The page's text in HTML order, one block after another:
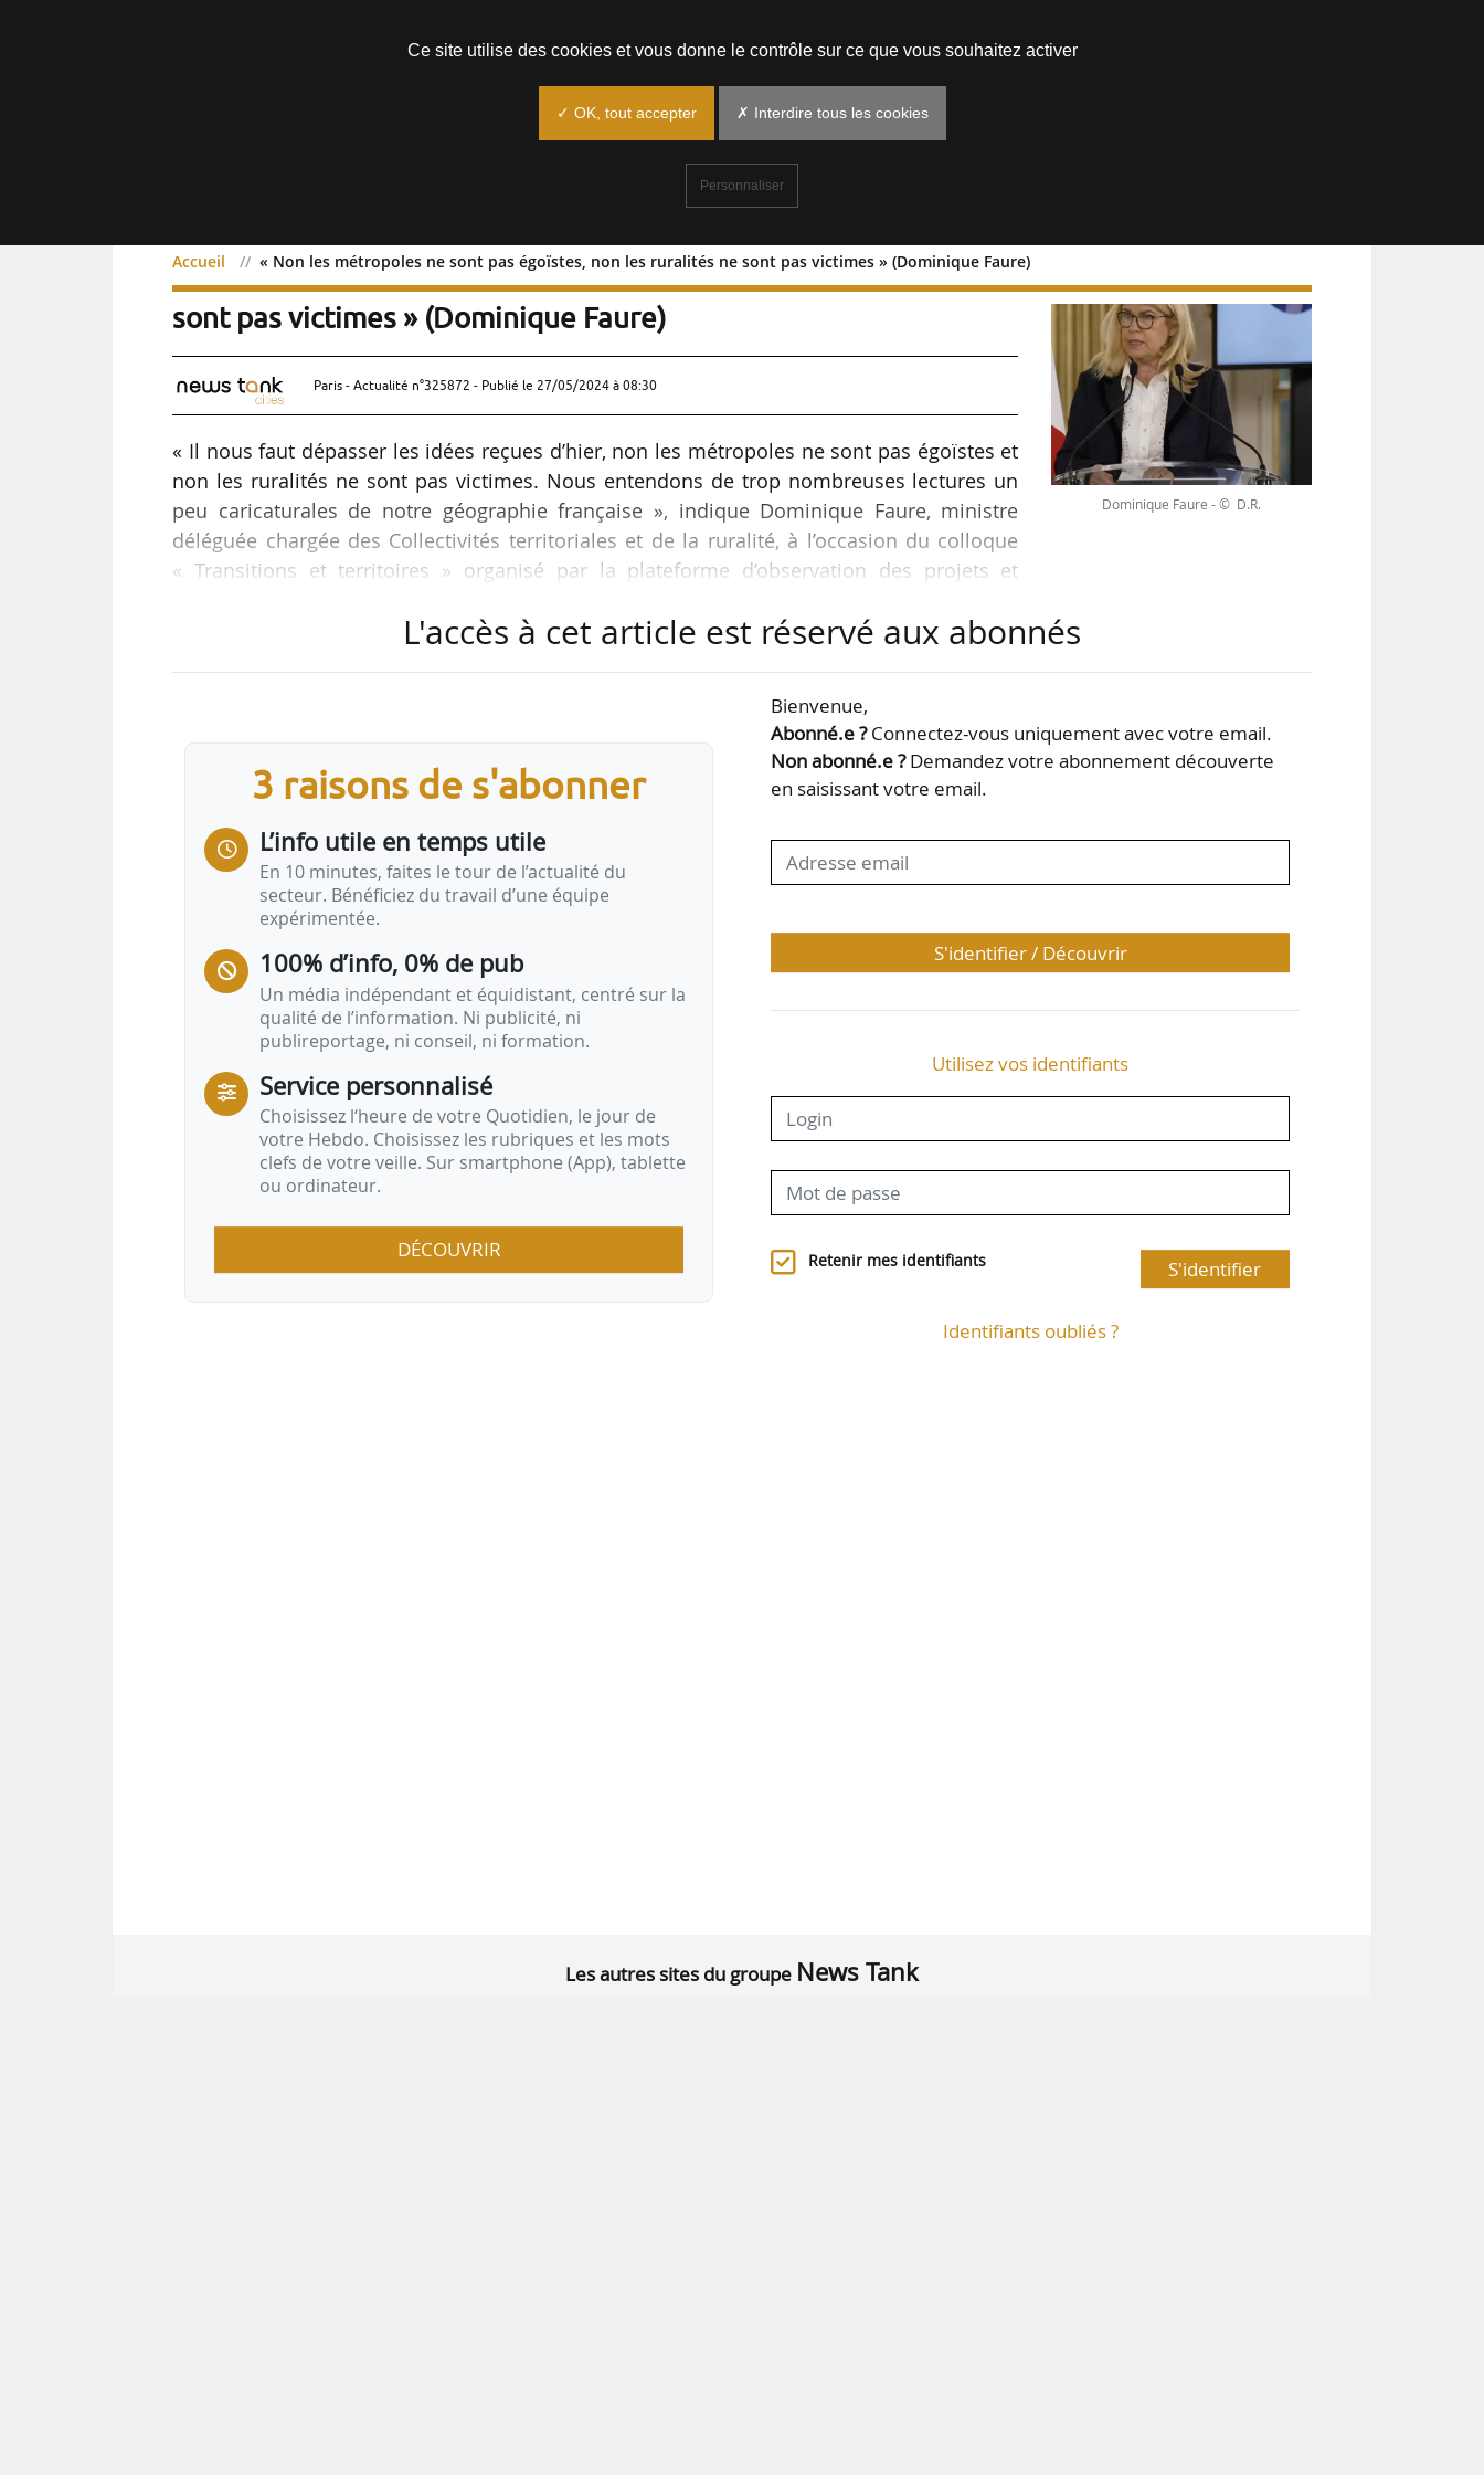
Accueil « Non les métropoles ne sont pas égoïstes, non les ruralités ne sont pas victimes » (Dominique Faure)
« Non les métropoles ne sont pas égoïstes, non les ruralités ne
sont pas victimes » (Dominique Faure)
Paris - Actualité n°325872 - Publié le 27/05/2024 à 08:30
« Il nous faut dépasser les idées reçues d’hier, non les métropoles ne sont pas égoïstes et
non les ruralités ne sont pas victimes. Nous entendons de trop nombreuses lectures un
peu caricaturales de notre géographie française », indique Dominique Faure, ministre
déléguée chargée des Collectivités territoriales et de la ruralité, à l’occasion du colloque
« Transitions et territoires » organisé par la plateforme d’observation des projets et
leur rôle démographique et économique, certes, mais aussi parce qu’elles accueillent des
Dominique Faure - © D.R.
L'accès à cet article est réservé aux abonnés
3 raisons de s'abonner
L’info utile en temps utile
En 10 minutes, faites le tour de l’actualité du
secteur. Bénéficiez du travail d’une équipe
expérimentée.
100% d’info, 0% de pub
Un média indépendant et équidistant, centré sur la
qualité de l’information. Ni publicité, ni
publireportage, ni conseil, ni formation.
Service personnalisé
Choisissez l‘heure de votre Quotidien, le jour de
votre Hebdo. Choisissez les rubriques et les mots
clefs de votre veille. Sur smartphone (App), tablette
ou ordinateur.
DÉCOUVRIR
Bienvenue,
Abonné.e ?Connectez-vous uniquement avec votre email.
Non abonné.e ?Demandez votre abonnement découverte
en saisissant votre email.
S'identifier / Découvrir
Utilisez vos identifiants
Retenir mes identifiants S'identifier
Identifiants oubliés ?
Les autres sites du groupe News Tank
Ce site utilise des cookies et vous donne le contrôle sur ce que vous souhaitez activer
✓ OK, tout accepter ✗ Interdire tous les cookies
Personnaliser